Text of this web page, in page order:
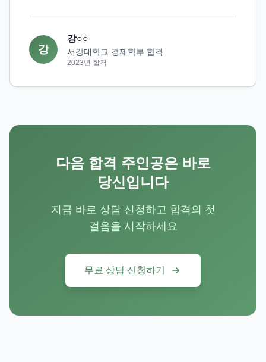
강
강○○
서강대학교 경제학부 합격
2023년 합격
다음 합격 주인공은 바로
당신입니다
지금 바로 상담 신청하고 합격의 첫
걸음을 시작하세요
무료 상담 신청하기